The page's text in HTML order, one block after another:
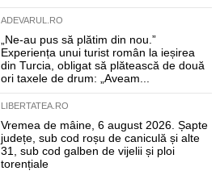
ADEVARUL.RO
„Ne-au pus să plătim din nou.”
Experiența unui turist român la ieșirea
din Turcia, obligat să plătească de două
ori taxele de drum: „Aveam...
LIBERTATEA.RO
Vremea de mâine, 6 august 2026. Șapte
județe, sub cod roșu de caniculă și alte
31, sub cod galben de vijelii și ploi
torențiale